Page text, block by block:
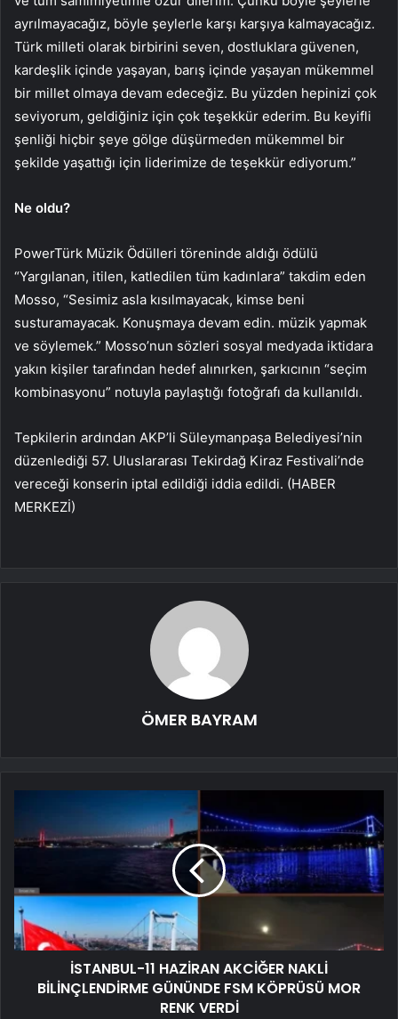
ayrılmayacağız, böyle şeylerle karşı karşıya kalmayacağız.
Türk milleti olarak birbirini seven, dostluklara güvenen,
kardeşlik içinde yaşayan, barış içinde yaşayan mükemmel
bir millet olmaya devam edeceğiz. Bu yüzden hepinizi çok
seviyorum, geldiğiniz için çok teşekkür ederim. Bu keyifli
şenliği hiçbir şeye gölge düşürmeden mükemmel bir
şekilde yaşattığı için liderimize de teşekkür ediyorum.”
Ne oldu?
PowerTürk Müzik Ödülleri töreninde aldığı ödülü
“Yargılanan, itilen, katledilen tüm kadınlara” takdim eden
Mosso, “Sesimiz asla kısılmayacak, kimse beni
susturamayacak. Konuşmaya devam edin. müzik yapmak
ve söylemek.” Mosso’nun sözleri sosyal medyada iktidara
yakın kişiler tarafından hedef alınırken, şarkıcının “seçim
kombinasyonu” notuyla paylaştığı fotoğrafı da kullanıldı.
Tepkilerin ardından AKP’li Süleymanpaşa Belediyesi’nin
düzenlediği 57. Uluslararası Tekirdağ Kiraz Festivali’nde
vereceği konserin iptal edildiği iddia edildi. (HABER
MERKEZİ)
ÖMER BAYRAM
İSTANBUL-11 HAZİRAN AKCİĞER NAKLİ
BİLİNÇLENDİRME GÜNÜNDE FSM KÖPRÜSÜ MOR
RENK VERDİ